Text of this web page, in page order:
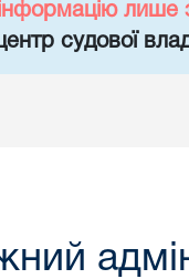
лише
судової